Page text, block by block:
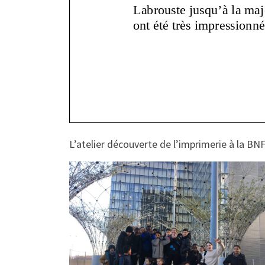
L’atelier découverte de l’imprimerie à la BNF